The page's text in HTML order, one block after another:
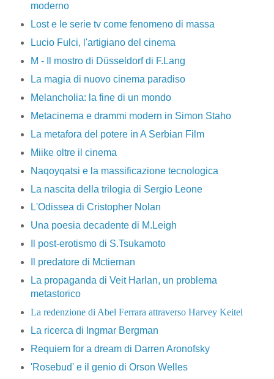
moderno
Lost e le serie tv come fenomeno di massa
Lucio Fulci, l'artigiano del cinema
M - Il mostro di Düsseldorf di F.Lang
La magia di nuovo cinema paradiso
Melancholia: la fine di un mondo
Metacinema e drammi modern in Simon Staho
La metafora del potere in A Serbian Film
Miike oltre il cinema
Naqoyqatsi e la massificazione tecnologica
La nascita della trilogia di Sergio Leone
L'Odissea di Cristopher Nolan
Una poesia decadente di M.Leigh
Il post-erotismo di S.Tsukamoto
Il predatore di Mctiernan
La propaganda di Veit Harlan, un problema
metastorico
La redenzione di Abel Ferrara attraverso Harvey Keitel
La ricerca di Ingmar Bergman
Requiem for a dream di Darren Aronofsky
'Rosebud' e il genio di Orson Welles